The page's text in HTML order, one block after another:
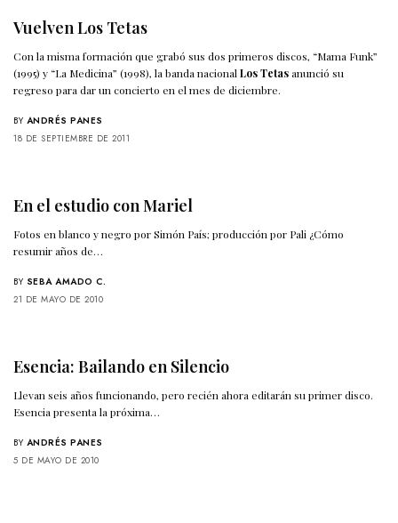
Vuelven Los Tetas
Con la misma formación que grabó sus dos primeros discos, “Mama Funk”
(1995) y “La Medicina” (1998), la banda nacionalLos Tetasanunció su
regreso para dar un concierto en el mes de diciembre.
BY ANDRÉS PANES
18 DE SEPTIEMBRE DE 2011
En el estudio con Mariel
Fotos en blanco y negro por Simón País; producción por Pali ¿Cómo
resumir años de…
BY SEBA AMADO C.
21 DE MAYO DE 2010
Esencia: Bailando en Silencio
Llevan seis años funcionando, pero recién ahora editarán su primer disco.
Esencia presenta la próxima…
BY ANDRÉS PANES
5 DE MAYO DE 2010